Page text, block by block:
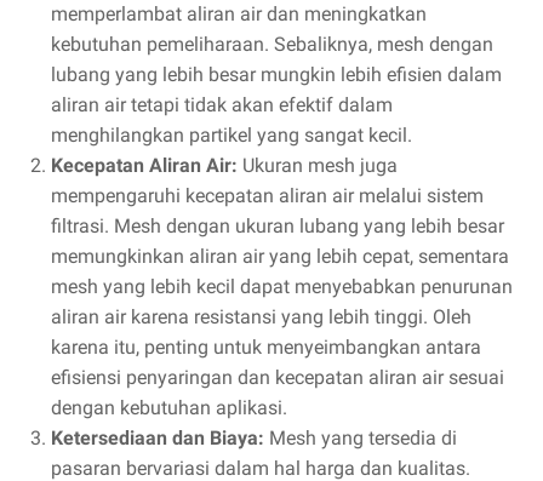
memperlambat aliran air dan meningkatkan
kebutuhan pemeliharaan. Sebaliknya, mesh dengan
lubang yang lebih besar mungkin lebih efisien dalam
aliran air tetapi tidak akan efektif dalam
menghilangkan partikel yang sangat kecil.
Kecepatan Aliran Air: Ukuran mesh juga
mempengaruhi kecepatan aliran air melalui sistem
filtrasi. Mesh dengan ukuran lubang yang lebih besar
memungkinkan aliran air yang lebih cepat, sementara
mesh yang lebih kecil dapat menyebabkan penurunan
aliran air karena resistansi yang lebih tinggi. Oleh
karena itu, penting untuk menyeimbangkan antara
efisiensi penyaringan dan kecepatan aliran air sesuai
dengan kebutuhan aplikasi.
Ketersediaan dan Biaya: Mesh yang tersedia di
pasaran bervariasi dalam hal harga dan kualitas.